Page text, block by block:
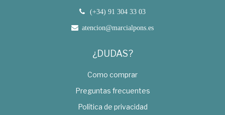
(+34) 91 304 33 03
atencion@marcialpons.es
¿DUDAS?
Como comprar
Preguntas frecuentes
Política de privacidad